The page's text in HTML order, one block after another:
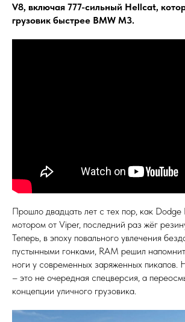
V8, включая 777-сильный Hellcat,
грузовик быстрее BMW M3.
Прошло двадцать лет с тех пор, как Dodge
мотором от Viper, последний раз жёг
Теперь, в эпоху повального увлечения
пустынными гонками, RAM решил
ноги у современных заряженных пикапов.
– это не очередная спецверсия, а
концепции уличного грузовика.